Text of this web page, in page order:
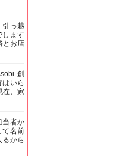
引っ越
します
とお店
創
いら
在、家
当者か
て名前
から